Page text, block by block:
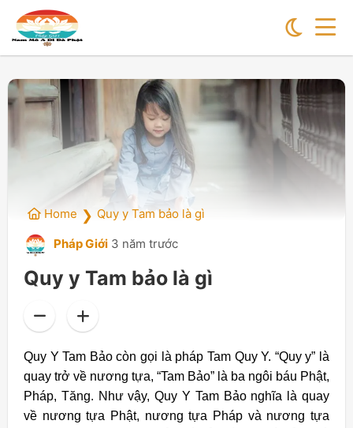
Home ❯ Quy y Tam bảo là gì
Pháp Giới 3 năm trước
Quy y Tam bảo là gì
Quy Y Tam Bảo còn gọi là pháp Tam Quy Y. “Quy y” là
quay trở về nương tựa, “Tam Bảo” là ba ngôi báu Phật,
Pháp, Tăng. Như vậy, Quy Y Tam Bảo nghĩa là quay
về nương tựa Phật, nương tựa Pháp và nương tựa